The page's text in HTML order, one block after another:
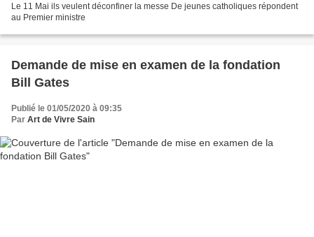
Le 11 Mai ils veulent déconfiner la messe De jeunes catholiques répondent
au Premier ministre
Demande de mise en examen de la fondation
Bill Gates
Publié le 01/05/2020 à 09:35
Par Art de Vivre Sain